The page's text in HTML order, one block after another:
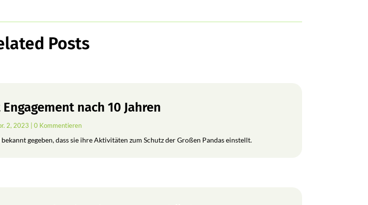
Posts
nach 10 Jahren
2, 2023 | 0 Kommentieren
gegeben, dass sie ihre Aktivitäten zum Schutz der Großen Pandas einstellt.